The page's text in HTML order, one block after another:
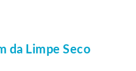
da Limpe Seco